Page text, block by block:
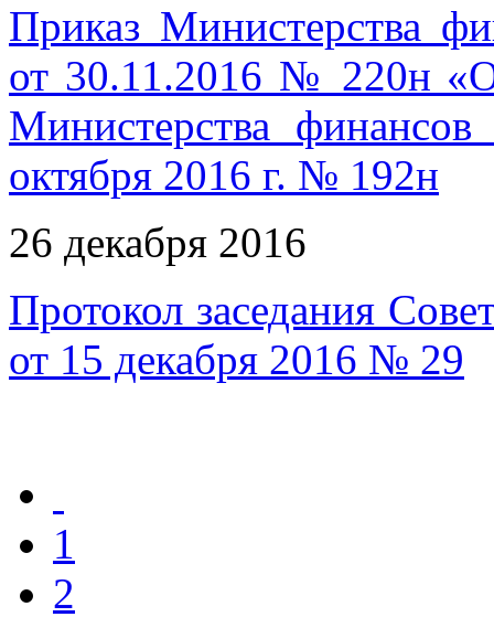
Приказ Министерства
от 30.11.2016 № 220н «О
Министерства
октября 2016 г. № 192н
26 декабря 2016
Протокол заседания
от 15 декабря 2016 № 29
1
2